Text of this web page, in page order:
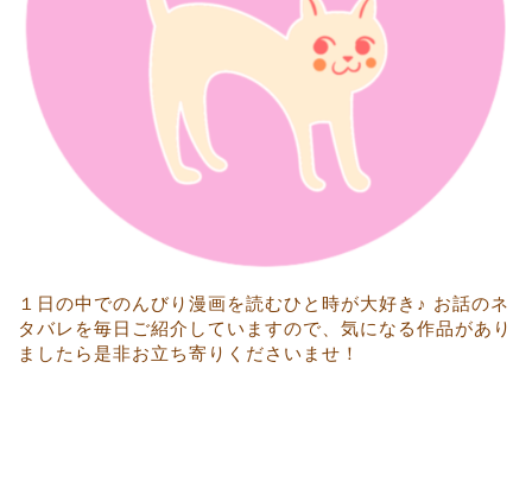
１日の中でのんびり漫画を読むひと時が大好き♪ お話のネ
タバレを毎日ご紹介していますので、気になる作品があり
ましたら是非お立ち寄りくださいませ！